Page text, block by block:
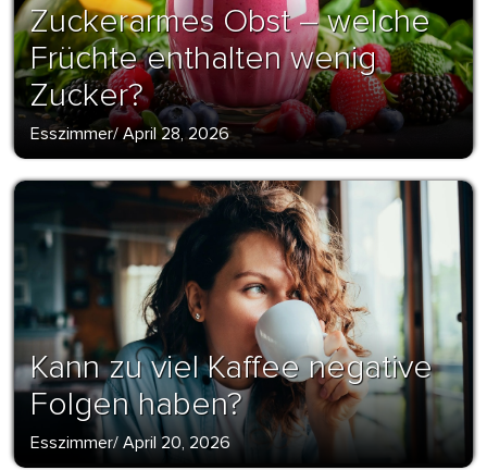
Zuckerarmes Obst – welche
Früchte enthalten wenig
Zucker?
Esszimmer/April 28, 2026
Kann zu viel Kaffee negative
Folgen haben?
Esszimmer/ April 20, 2026